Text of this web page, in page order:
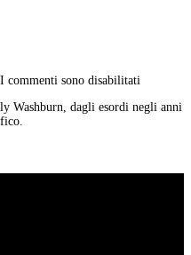
I commenti sono disabilitati
Washburn, dagli esordi negli anni